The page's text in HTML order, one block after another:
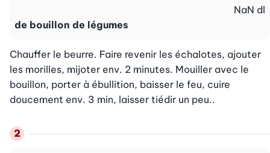
de bouillon de légumes
NaN dl
Chauffer le beurre. Faire revenir les échalotes, ajouter
les morilles, mijoter env. 2 minutes. Mouiller avec le
bouillon, porter à ébullition, baisser le feu, cuire
doucement env. 3 min, laisser tiédir un peu..